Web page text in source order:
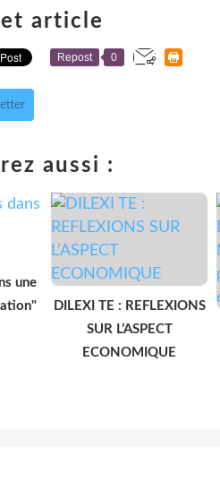
article
Repost 0
aussi :
une
DILEXI TE : REFLEXIONS
SUR L’ASPECT
ECONOMIQUE